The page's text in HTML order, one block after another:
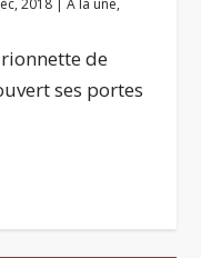
de
ses portes